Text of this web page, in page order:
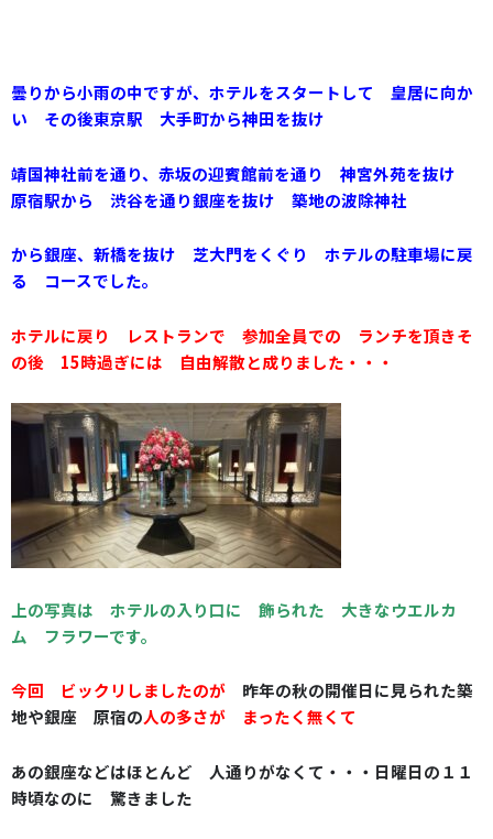
曇りから小雨の中ですが、ホテルをスタートして 皇居に向か
い その後東京駅 大手町から神田を抜け
靖国神社前を通り、赤坂の迎賓館前を通り 神宮外苑を抜け
原宿駅から 渋谷を通り銀座を抜け 築地の波除神社
から銀座、 新橋を抜け 芝大門をくぐり ホテルの駐車場に戻
る コースでした。
ホテルに戻り レストランで 参加全員での ランチを頂きそ
の後 15時過ぎには 自由解散と成りました・・・
上の写真は ホテルの入り口に 飾られた 大きなウエルカ
ム フラワーです。
今回 ビックリしましたのが 昨年の秋の開催日に見られた築
地や銀座 原宿の人の多さが まったく無くて
あの銀座などはほとんど 人通りがなくて・・・日曜日の１１
時頃なのに 驚きました